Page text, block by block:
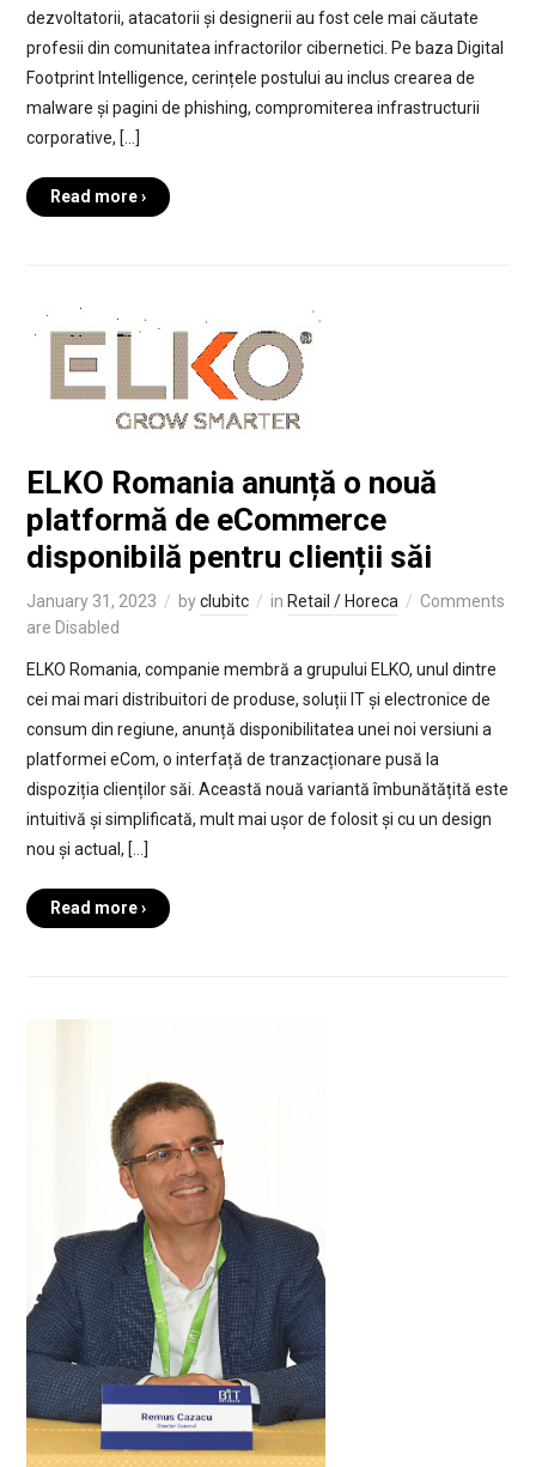
dezvoltatorii, atacatorii și designerii au fost cele mai căutate
profesii din comunitatea infractorilor cibernetici. Pe baza Digital
Footprint Intelligence, cerințele postului au inclus crearea de
malware și pagini de phishing, compromiterea infrastructurii
corporative, […]
Read more ›
ELKO Romania anunță o nouă
platformă de eCommerce
disponibilă pentru clienții săi
January 31, 2023 byclubitc in Retail / Horeca
Comments
are Disabled
ELKO Romania, companie membră a grupului ELKO, unul dintre
cei mai mari distribuitori de produse, soluții IT și electronice de
consum din regiune, anunță disponibilitatea unei noi versiuni a
platformei eCom, o interfață de tranzacționare pusă la
dispoziția clienților săi. Această nouă variantă îmbunătățită este
intuitivă și simplificată, mult mai ușor de folosit și cu un design
nou și actual, […]
Read more ›